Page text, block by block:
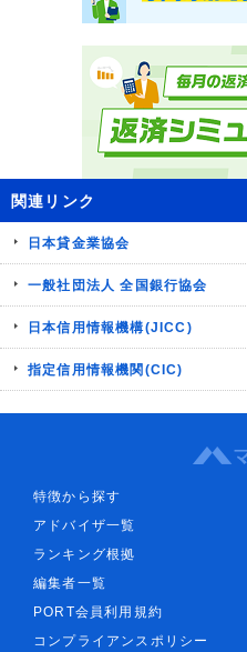
関連リンク
日本貸金業協会
一般社団法人 全国銀行協会
日本信用情報機構(JICC)
指定信用情報機関(CIC)
特徴から探す
アドバイザ一覧
ランキング根拠
編集者一覧
PORT会員利用規約
コンプライアンスポリシー